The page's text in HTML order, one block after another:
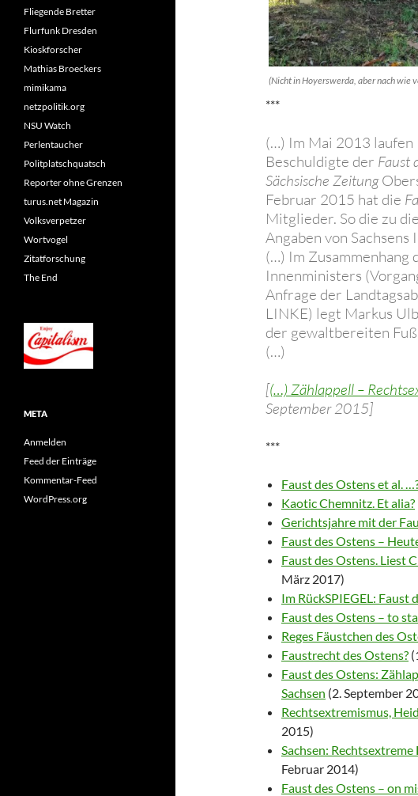
(Nicht in Hoyerswerda, aber nach wie
***
(…) Im Mai 2013
Beschuldigte der Faust
Sächsische Zeitung
Februar 2015 hat die
Mitglieder. So die zu
Angaben von
(…) Im Zusammenhang
Innenministers
Anfrage der
LINKE) legt Markus
der gewaltbereiten
(…)
[(…) Zählappell –
September 2015]
***
Faust des Ostens et al.
Kaotic Chemnitz. Et alia?
Gerichtsjahre mit der
Faust des Ostens –
Faust des Ostens. Liest
März 2017)
Im RückSPIEGEL: Faust
Faust des Ostens – to
Reges Fäustchen des
Faustrecht des Ostens?
Faust des Ostens:
Sachsen (2. September
Rechtsextremismus,
2015)
Sachsen:
Februar 2014)
Faust des Ostens – on
Fliegende Bretter
Flurfunk Dresden
Kioskforscher
Mathias Broeckers
mimikama
netzpolitik.org
NSU Watch
Perlentaucher
Politplatschquatsch
Reporter ohne Grenzen
turus.net Magazin
Volksverpetzer
Wortvogel
Zitatforschung
The End
META
Anmelden
Feed der Einträge
Kommentar-Feed
WordPress.org